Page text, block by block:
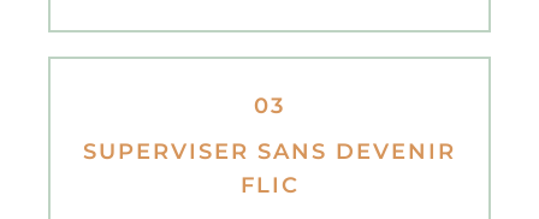
03
SUPERVISER SANS DEVENIR
FLIC